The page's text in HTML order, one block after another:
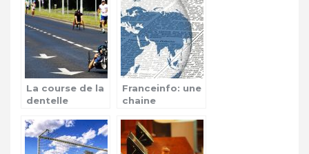
La course de la
dentelle
Franceinfo: une
chaine
à l’audience
grandissante